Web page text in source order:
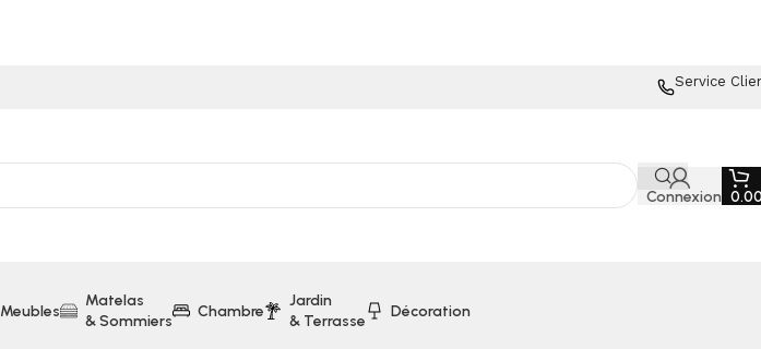
Service
Connexion
Meubles
Matelas
& Sommiers
Chambre
Jardin
& Terrasse
Décoration